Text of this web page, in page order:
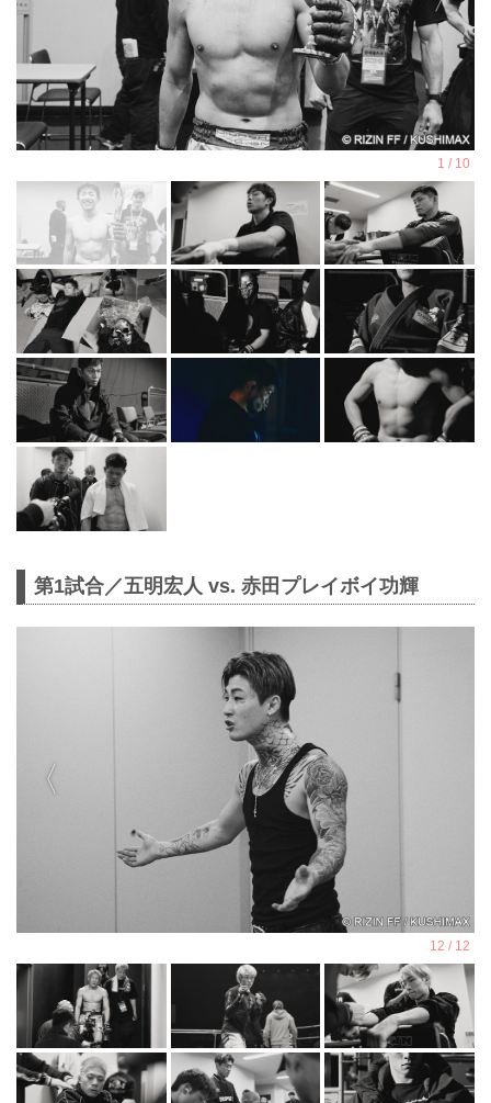
第1試合／五明宏人 vs. 赤田プレイボイ功輝